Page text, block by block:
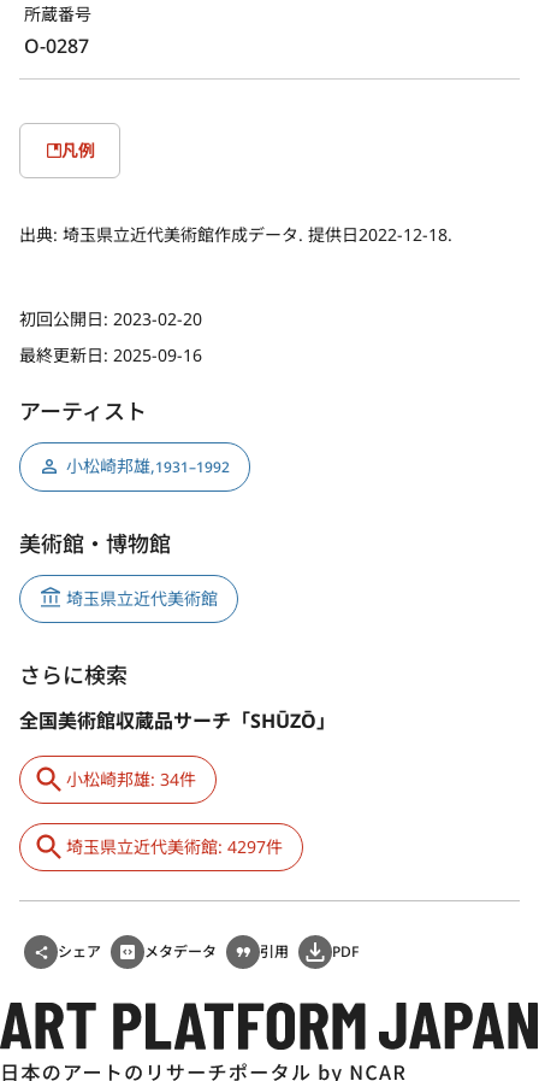
所蔵番号
O-0287
凡例
出典: 埼玉県立近代美術館作成データ. 提供日2022-12-18.
初回公開日: 2023-02-20
最終更新日: 2025-09-16
アーティスト
小松崎邦雄,1931–1992
美術館・博物館
埼玉県立近代美術館
さらに検索
全国美術館収蔵品サーチ「SHŪZŌ」
小松崎邦雄: 34件
埼玉県立近代美術館: 4297件
シェア メタデータ 引用 PDF